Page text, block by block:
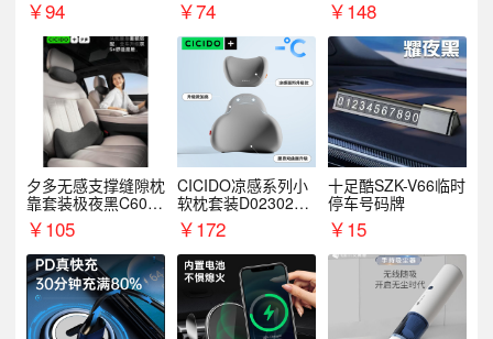
￥94 ￥74 ￥148
夕多无感支撑缝隙枕
靠套装极夜黑C6003
+C6004
￥105
CICIDO凉感系列小
软枕套装D023021+
D033031
￥172
十足酷SZK-V66临时
停车号码牌
￥15